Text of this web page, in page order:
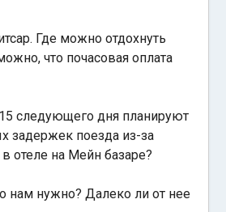
Где можно отдохнуть
что почасовая оплата
следующего дня планируют
задержек поезда из-за
отеле на Мейн базаре?
нам нужно? Далеко ли от нее